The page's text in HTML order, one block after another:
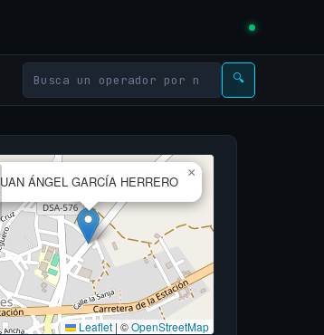
🔍
JUAN ÁNGEL GARCÍA HERRERO
×
Leaflet | ©OpenStreetMap